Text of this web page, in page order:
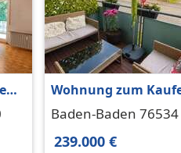
Wohnung zum
in Baden-Baden
Baden-Baden 76534
239.000 €